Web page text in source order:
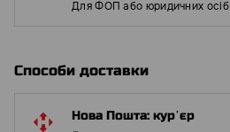
Для ФОП або юридичних осіб
Способи доставки
Нова Пошта: курʼєр